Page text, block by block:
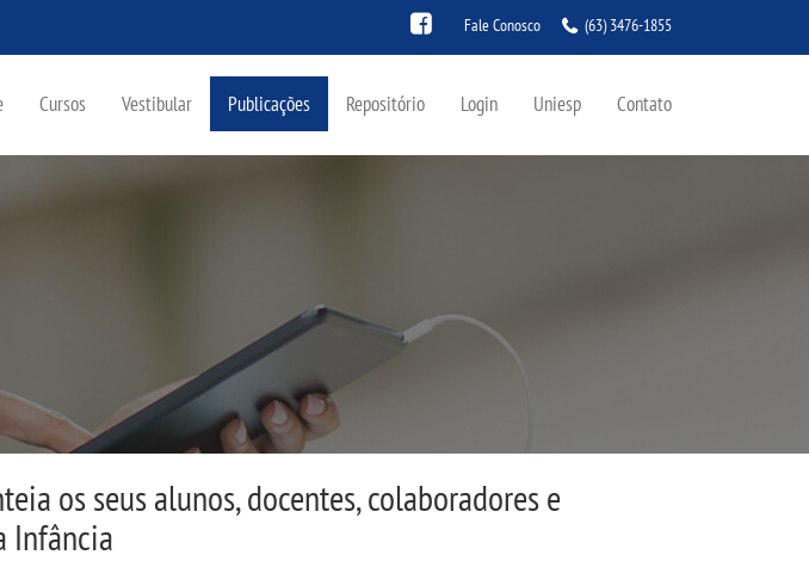
Fale Conosco (63) 3476-1855
Cursos Vestibular Publicações Repositório Login Uniesp Contato
os seus alunos, docentes, colaboradores e
Infância